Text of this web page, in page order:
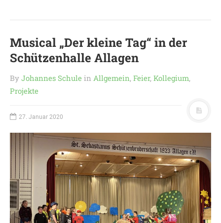
LINKS
DATENSCHUTZERKLÄRUNG
Musical „Der kleine Tag“ in der
Schützenhalle Allagen
By Johannes Schule in Allgemein, Feier, Kollegium,
Projekte
27. Januar 2020